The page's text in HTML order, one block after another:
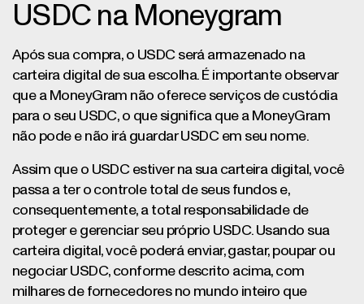
USDC na Moneygram
Após sua compra, o USDC será armazenado na
carteira digital de sua escolha. É importante observar
que a MoneyGram não oferece serviços de custódia
para o seu USDC, o que significa que a MoneyGram
não pode e não irá guardar USDC em seu nome.
Assim que o USDC estiver na sua carteira digital, você
passa a ter o controle total de seus fundos e,
consequentemente, a total responsabilidade de
proteger e gerenciar seu próprio USDC. Usando sua
carteira digital, você poderá enviar, gastar, poupar ou
negociar USDC, conforme descrito acima, com
milhares de fornecedores no mundo inteiro que